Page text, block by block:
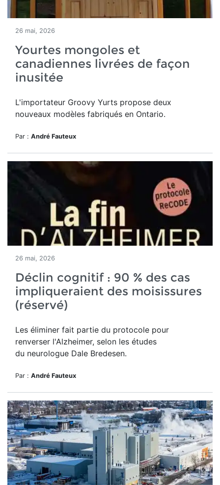
26 mai, 2026
Yourtes mongoles et
canadiennes livrées de façon
inusitée
L'importateur Groovy Yurts propose deux
nouveaux modèles fabriqués en Ontario.
Par : André Fauteux
26 mai, 2026
Déclin cognitif : 90 % des cas
impliqueraient des moisissures
(réservé)
Les éliminer fait partie du protocole pour
renverser l'Alzheimer, selon les études
du neurologue Dale Bredesen.
Par : André Fauteux